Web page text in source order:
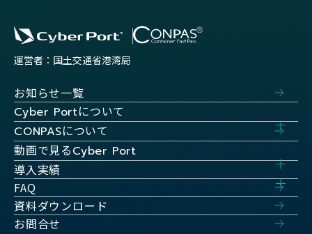
運営者：国土交通省港湾局
お知らせ一覧
Cyber Portについて
CONPASについて
動画で見るCyber Port
導入実績
FAQ
資料ダウンロード
お問合せ